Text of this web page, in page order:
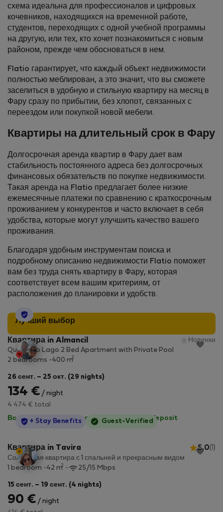
схема идеальна для профессионалов и цифровых
кочевников, находящихся на временной работе,
студентов, переходящих с одной учебной программы
на другую, или тех, кто хочет познакомиться с новым
районом, прежде чем обосноваться в нем.
Flatio гарантирует, что каждый объект недвижимости
полностью меблирован, а это значит, что вы сможете
заселиться в удобную и стильную квартиру на месяц в
Фару сразу по прибытии, без хлопот, связанных с
переездом или покупкой новой мебели.
Квартиры на длительный срок в Фару
Долгосрочная аренда квартир в Фару дает вам
стабильность постоянного адреса без долгосрочных
финансовых обязательств по покупке недвижимости.
Такая аренда на Flatio предлагает более низкие
ежемесячные платежи по сравнению с краткосрочным
проживанием у конкурентов и часто включает в себя
удобства, которые могут улучшить качество вашего
проживания.
Благодаря удобным инструментам поиска и
подробному описанию недвижимости Flatio поможет
вам без труда снять квартиру в Фару, которая
соответствует всем вашим критериям, от
расположения до планировки и удобств.
Лучший выбор
StayProtection
Квартира in Almancil
Новинки
Quinta do Lago 2 Bed Apartment with Private Pool
2 bedrooms
400 m2
26 сент. – 25 окт. (29 nights)
134 € / night
4 474 € total
Все коммунальные услуги включены·No deposit
StayProtection
+ Stay Benefits Guest-Verified
Квартира in Tavira 5.0 (1)
Солнечная квартира с 1 спальней и прекрасным видом
1 bedroom
42 m2 25/15 Mbps
15 сент. – 19 сент. (4 nights)
90 € / night